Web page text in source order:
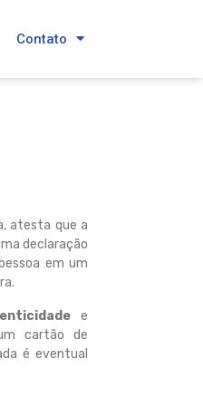
Contato
atesta que a
declaração
em um
e
cartão de
é eventual